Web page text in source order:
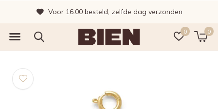
0 0
Voor 16:00 besteld, zelfde dag verzonden